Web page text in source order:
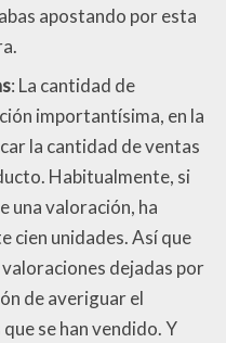
apostando por esta
: La cantidad de
importantísima, en la
la cantidad de ventas
Habitualmente, si
una valoración, ha
cien unidades. Así que
dejadas por
de averiguar el
se han vendido. Y